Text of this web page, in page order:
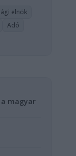
elnök
Adó
magyar